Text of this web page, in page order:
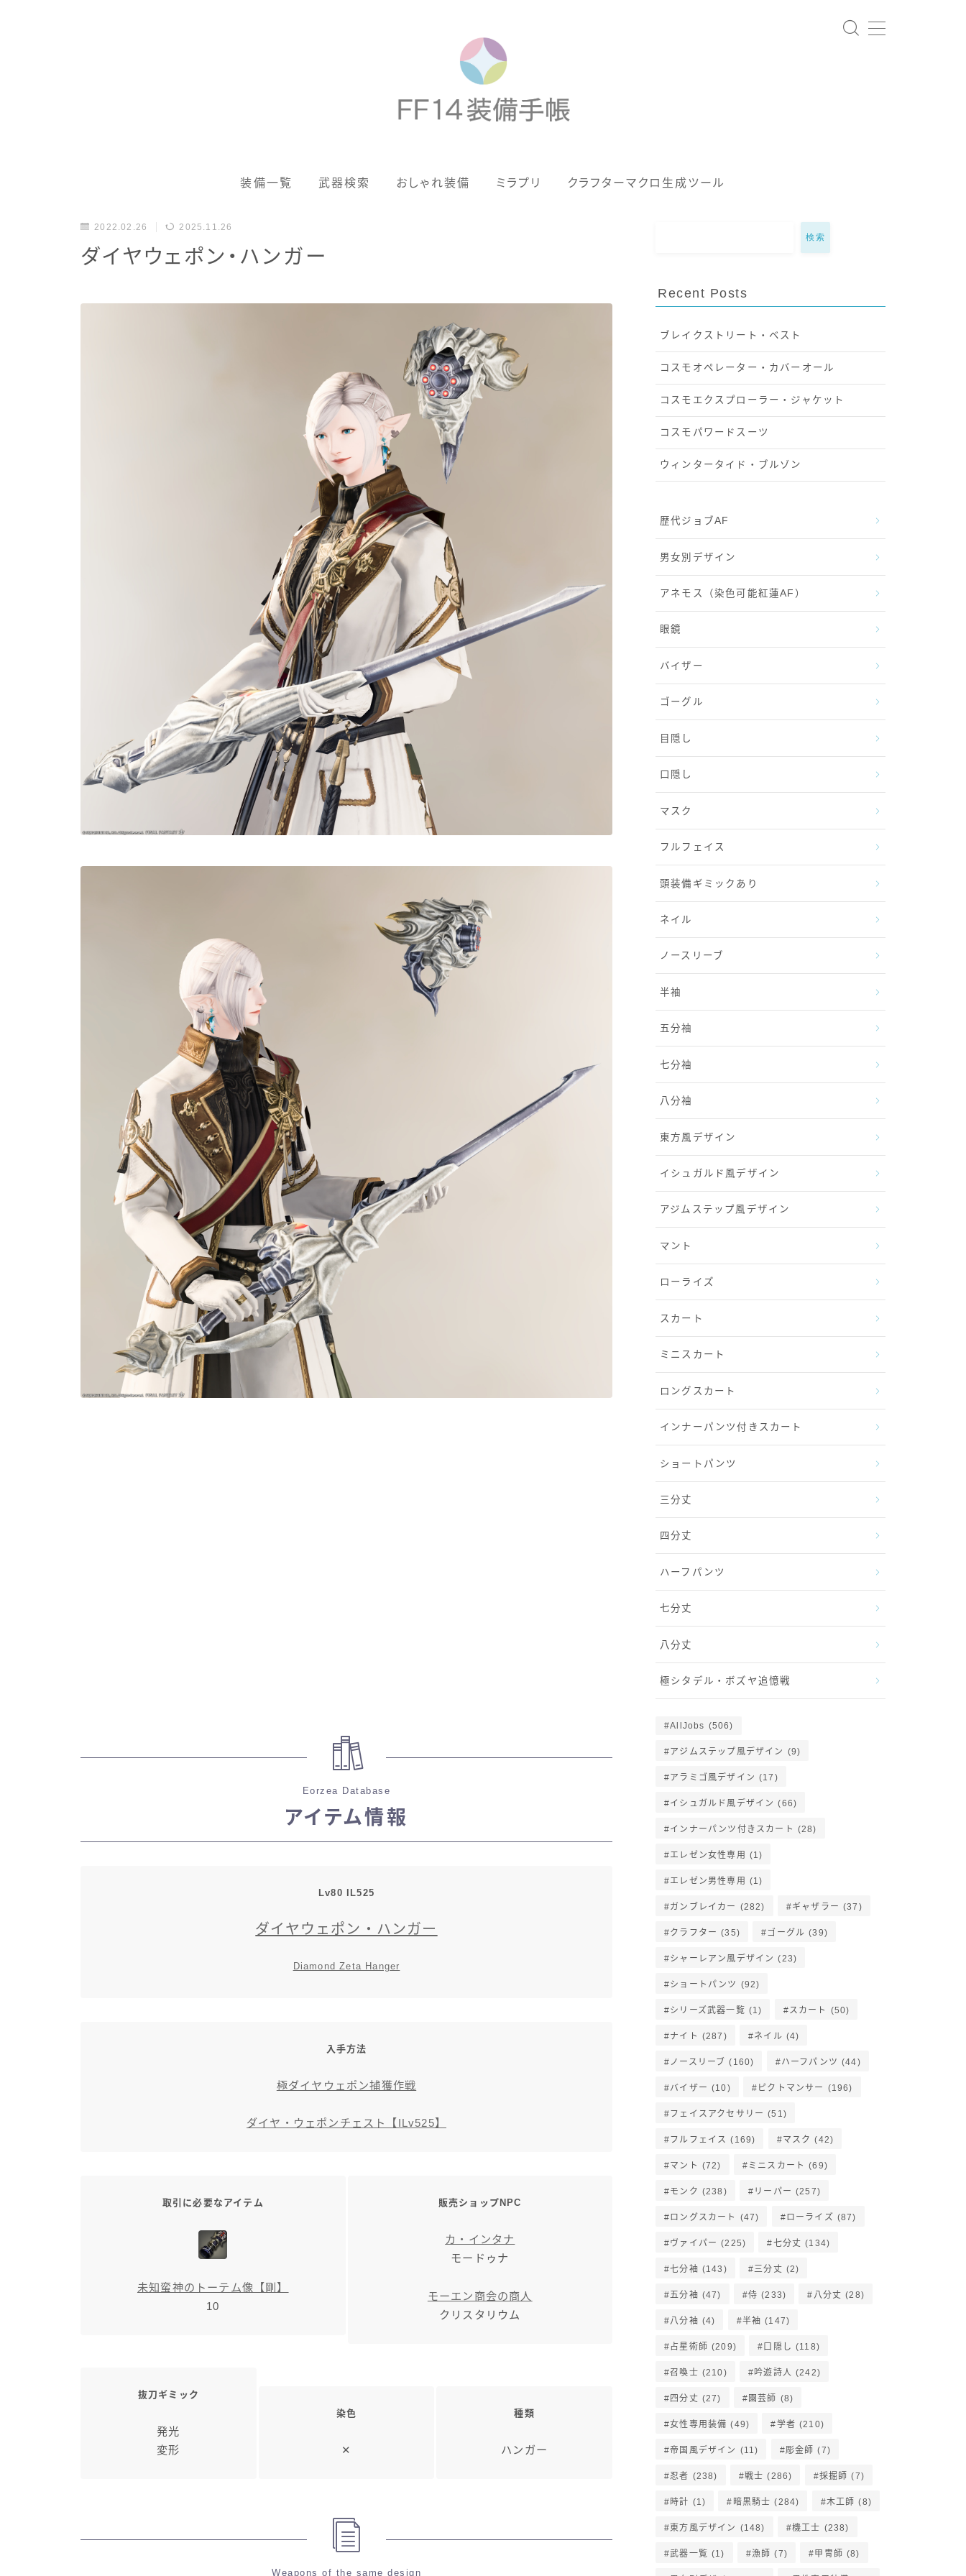
装備一覧 武器検索 おしゃれ装備 ミラプリ クラフターマクロ生成ツール
男女別デザイン
ゴーグル
目隠し
口隠し
マスク
フルフェイス
頭装備ギミックあり
ネイル
ノースリーブ
半袖
七分袖
イシュガルド風デザイン
アジムステップ風デザイン
ロングスカート
インナーパンツ付きスカート
2022.02.26 2025.11.26
ダイヤウェポン・ハンガー
Eorzea Database
アイテム情報
Lv80 IL525
ダイヤウェポン・ハンガー
Diamond Zeta Hanger
入手方法
極ダイヤウェポン捕獲作戦
ダイヤ・ウェポンチェスト【ILv525】
取引に必要なアイテム
未知蛮神のトーテム像【剛】
10
販売ショップNPC
カ・インタナ
モードゥナ
モーエン商会の商人
クリスタリウム
抜刀ギミック
発光
変形
染色
✕
種類
ハンガー
Weapons of the same design
検索
Recent Posts
ブレイクストリート・ベスト
コスモオペレーター・カバーオール
コスモエクスプローラー・ジャケット
コスモパワードスーツ
ウィンタータイド・ブルゾン
歴代ジョブAF
男女別デザイン
アネモス（染色可能紅蓮AF）
眼鏡
バイザー
ゴーグル
目隠し
口隠し
マスク
フルフェイス
頭装備ギミックあり
ネイル
ノースリーブ
半袖
五分袖
七分袖
八分袖
東方風デザイン
イシュガルド風デザイン
アジムステップ風デザイン
マント
ローライズ
スカート
ミニスカート
ロングスカート
インナーパンツ付きスカート
ショートパンツ
三分丈
四分丈
ハーフパンツ
七分丈
八分丈
極シタデル・ボズヤ追憶戦
AllJobs (506)
アジムステップ風デザイン (9)
アラミゴ風デザイン (17)
イシュガルド風デザイン (66)
インナーパンツ付きスカート (28)
エレゼン女性専用 (1)
エレゼン男性専用 (1)
ガンブレイカー (282) ギャザラー (37)
クラフター (35) ゴーグル (39)
シャーレアン風デザイン (23)
ショートパンツ (92)
シリーズ武器一覧 (1) スカート (50)
ナイト (287) ネイル (4)
ノースリーブ (160) ハーフパンツ (44)
バイザー (10) ピクトマンサー (196)
フェイスアクセサリー (51)
フルフェイス (169) マスク (42)
マント (72) ミニスカート (69)
モンク (238) リーパー (257)
ロングスカート (47) ローライズ (87)
ヴァイパー (225) 七分丈 (134)
七分袖 (143) 三分丈 (2)
五分袖 (47) 侍 (233) 八分丈 (28)
八分袖 (4) 半袖 (147)
占星術師 (209) 口隠し (118)
召喚士 (210) 吟遊詩人 (242)
四分丈 (27) 園芸師 (8)
女性専用装備 (49) 学者 (210)
帝国風デザイン (11) 彫金師 (7)
忍者 (238) 戦士 (286) 採掘師 (7)
時計 (1) 暗黒騎士 (284) 木工師 (8)
東方風デザイン (148) 機工士 (238)
武器一覧 (1) 漁師 (7) 甲冑師 (8)